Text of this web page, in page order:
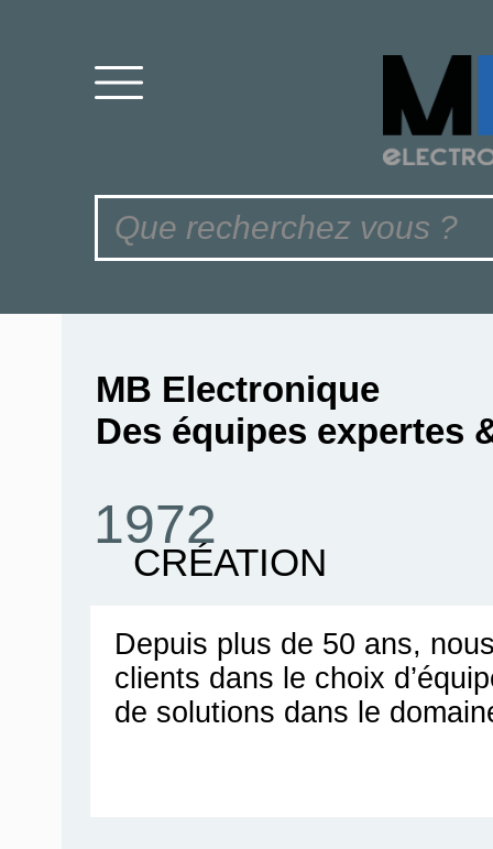
1972
MB Electronique
Des équipes expertes
CRÉATION
Depuis plus de 50 ans,
clients dans le choix
de solutions dans le